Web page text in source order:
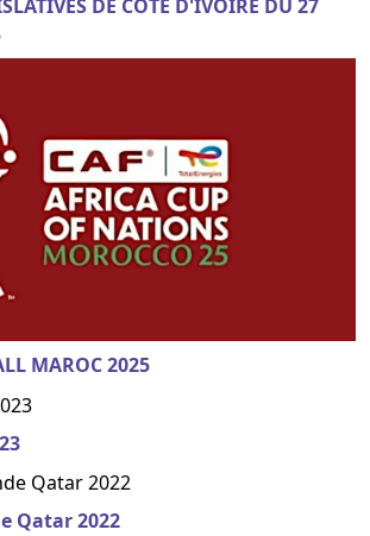
DE COTE D'IVOIRE DU 27
MAROC 2025
Qatar 2022